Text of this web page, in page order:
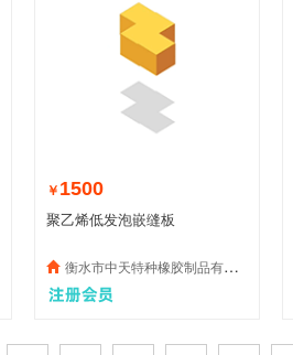
￥ 1500
聚乙烯低发泡嵌缝板
衡水市中天特种橡胶制品有限公司